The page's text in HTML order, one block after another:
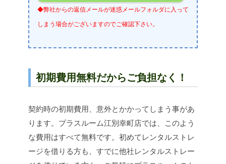
◆弊社からの返信メールが迷惑メールフォルダに入って
しまう場合がございますのでご確認下さい。
初期費用無料だからご負担なく！
契約時の初期費用、意外とかかってしまう事があ
ります。プラスルーム江別幸町店では、このよう
な費用はすべて無料です。初めてレンタルストレ
ージを借りる方も、すでに他社レンタルストレー